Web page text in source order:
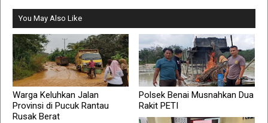
You May Also Like
Warga Keluhkan Jalan
Provinsi di Pucuk Rantau
Rusak Berat
Polsek Benai Musnahkan Dua
Rakit PETI